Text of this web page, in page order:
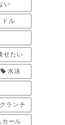
い
ドル
せたい
水泳
クランチ
カール